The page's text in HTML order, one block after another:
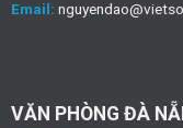
Email:
VĂN PHÒNG ĐÀ